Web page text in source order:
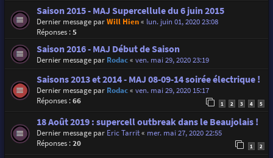
Saison 2015 - MAJ Supercellule du 6 juin 2015
Dernier message parWill Hien« lun. juin 01, 2020 23:08
Réponses :5
Saison 2016 - MAJ Début de Saison
Dernier message par Rodac« ven. mai 29, 2020 23:19
Saisons 2013 et 2014 - MAJ 08-09-14 soirée électrique !
Dernier message par Rodac« ven. mai 29, 2020 15:17
Réponses :66 1 2 3 4 5
18 Août 2019 : supercell outbreak dans le Beaujolais !
Dernier message par Eric Tarrit« mer. mai 27, 2020 22:55
Réponses :20 1 2